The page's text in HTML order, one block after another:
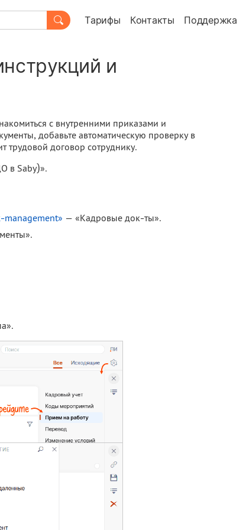
Тарифы Контакты Поддержка
и
с внутренними приказами и
добавьте автоматическую проверку в
трудовой договор сотруднику.
в Saby)».
management» — «Кадровые док-ты».